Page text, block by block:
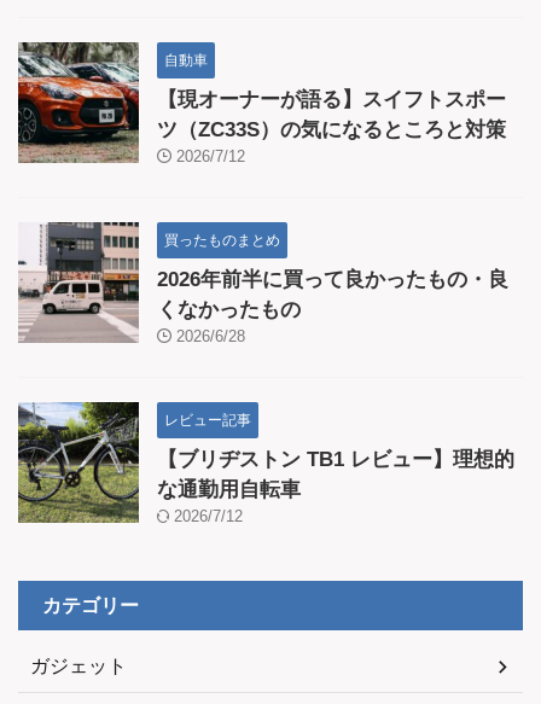
自動車
【現オーナーが語る】スイフトスポー
ツ（ZC33S）の気になるところと対策
2026/7/12
買ったものまとめ
2026年前半に買って良かったもの・良
くなかったもの
2026/6/28
レビュー記事
【ブリヂストン TB1 レビュー】理想的
な通勤用自転車
2026/7/12
カテゴリー
ガジェット